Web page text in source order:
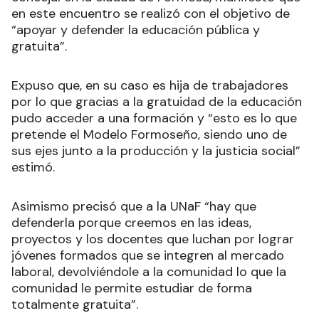
en este encuentro se realizó con el objetivo de
“apoyar y defender la educación pública y
gratuita”.
Expuso que, en su caso es hija de trabajadores
por lo que gracias a la gratuidad de la educación
pudo acceder a una formación y “esto es lo que
pretende el Modelo Formoseño, siendo uno de
sus ejes junto a la producción y la justicia social”
estimó.
Asimismo precisó que a la UNaF “hay que
defenderla porque creemos en las ideas,
proyectos y los docentes que luchan por lograr
jóvenes formados que se integren al mercado
laboral, devolviéndole a la comunidad lo que la
comunidad le permite estudiar de forma
totalmente gratuita”.